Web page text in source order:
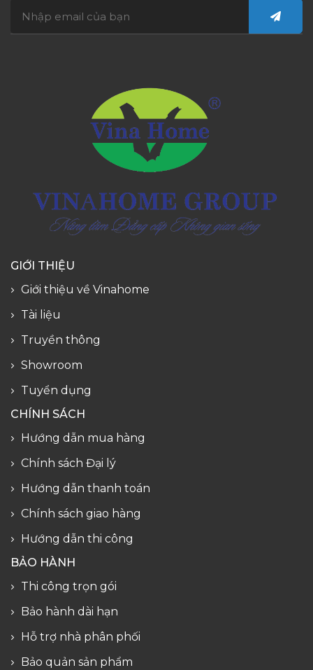
GIỚI THIỆU
Giới thiệu về Vinahome
Tài liệu
Truyền thông
Showroom
Tuyển dụng
CHÍNH SÁCH
Hướng dẫn mua hàng
Chính sách Đại lý
Hướng dẫn thanh toán
Chính sách giao hàng
Hướng dẫn thi công
BẢO HÀNH
Thi công trọn gói
Bảo hành dài hạn
Hỗ trợ nhà phân phối
Bảo quản sản phẩm